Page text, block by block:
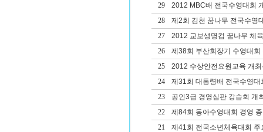
29
2012 MBC배 전국수영대회
28
제2회 김천 꿈나무 전국수영
27
2012 교보생명컵 꿈나무 체
26
제38회 부산회장기 수영대
25
2012 수상안전요원교육 개최
24
제31회 대통령배 전국수영대
23
공인3급 경영심판 강습회 개
22
제84회 동아수영대회 경영
21
제41회 전국소년체육대회 주